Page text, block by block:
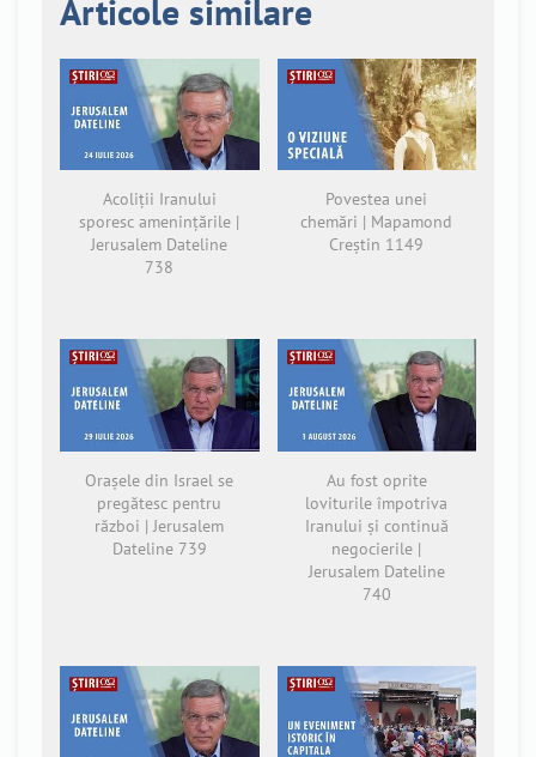
Articole similare
Acoliții Iranului
sporesc amenințările |
Jerusalem Dateline
738
Povestea unei
chemări | Mapamond
Creștin 1149
Orașele din Israel se
pregătesc pentru
război | Jerusalem
Dateline 739
Au fost oprite
loviturile împotriva
Iranului și continuă
negocierile |
Jerusalem Dateline
740